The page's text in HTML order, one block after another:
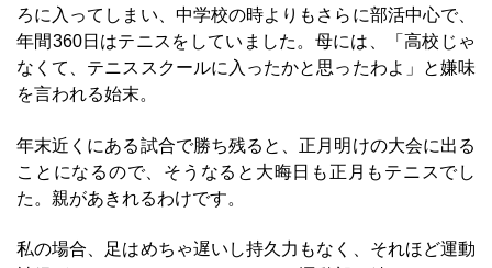
ろに入ってしまい、中学校の時よりもさらに部活中心で、
年間360日はテニスをしていました。母には、「高校じゃ
なくて、テニススクールに入ったかと思ったわよ」と嫌味
を言われる始末。
年末近くにある試合で勝ち残ると、正月明けの大会に出る
ことになるので、そうなると大晦日も正月もテニスでし
た。親があきれるわけです。
私の場合、足はめちゃ遅いし持久力もなく、それほど運動